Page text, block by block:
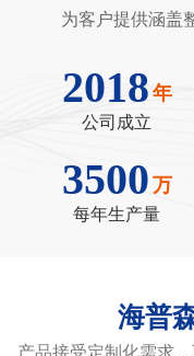
生产贸易相结合的新
189-6299-4555
0512-53359279
为客户提供涵盖
2018 年
公司成立
3500 万
每年生产量
海普
产品接受定制化需求